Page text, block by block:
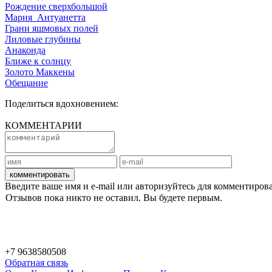
Рождение сверхбольшой
Мария_Антуанетта
Грани яшмовых полей
Лиловые глубины
Анаконда
Ближе к солнцу
Золото Маккены
Обещание
Поделиться вдохновением:
КОММЕНТАРИИ
комментировать
Введите ваше имя и e-mail или авторизуйтесь для
Отзывов пока никто не оставил. Вы будете первым.
+7 9638580508
Обратная связь